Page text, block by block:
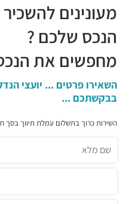
מעונינים
הנכס שלכם ?
מחפשים את
השאירו פרטים ... יועצי
בבקשתכם ...
השירות כרוך בתשלום עמלת תיווך בסך